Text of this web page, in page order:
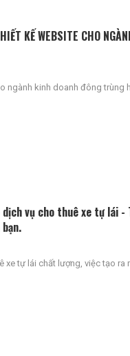
KẾ WEBSITE CHO
ngành kinh doanh đông trùng
vụ cho thuê xe tự lái -
xe tự lái chất lượng, việc tạo ra